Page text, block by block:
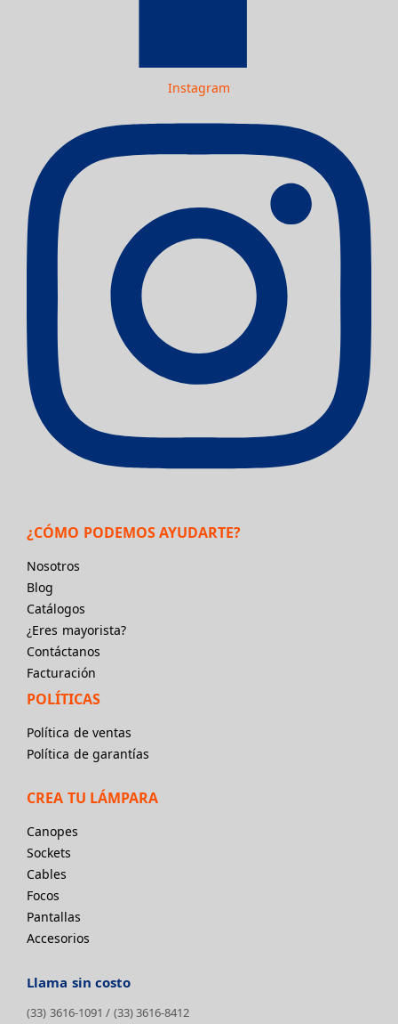
Instagram
¿CÓMO PODEMOS AYUDARTE?
Nosotros
Blog
Catálogos
¿Eres mayorista?
Contáctanos
Facturación
POLÍTICAS
Política de ventas
Política de garantías
CREA TU LÁMPARA
Canopes
Sockets
Cables
Focos
Pantallas
Accesorios
Llama sin costo
(33) 3616-1091 / (33) 3616-8412